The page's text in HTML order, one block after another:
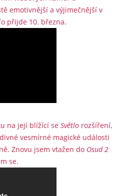
emotivnější a výjimečnější v
přijde 10. března.
na její blížící se Světlo rozšíření,
vesmírné magické události
Znovu jsem vtažen do Osud 2
se.